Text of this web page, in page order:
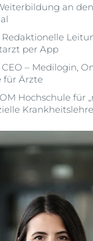
an
per App
– Medilogin,
für Ärzte
Hochschule für